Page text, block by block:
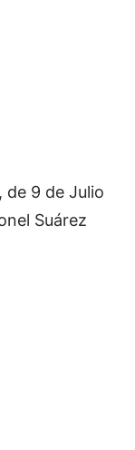
de 9 de Julio
Suárez